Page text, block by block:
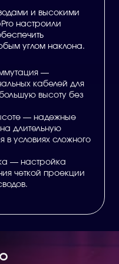
и высокими
настроили
углом наклона.
—
кабелей для
высоту без
— надежные
длительную
условиях сложного
— настройка
четкой проекции